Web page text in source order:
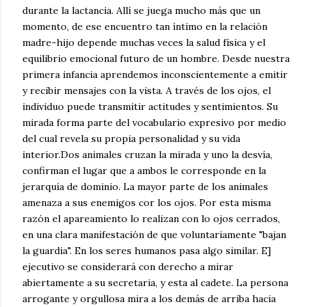
durante la lactancia. Allí se juega mucho más que un
momento, de ese encuentro tan íntimo en la relación
madre-hijo depende muchas veces la salud física y el
equilibrio emocional futuro de un hombre. Desde nuestra
primera infancia aprendemos inconscientemente a emitir
y recibir mensajes con la vista. A través de los ojos, el
individuo puede transmitir actitudes y sentimientos. Su
mirada forma parte del vocabulario expresivo por medio
del cual revela su propia personalidad y su vida
interior.Dos animales cruzan la mirada y uno la desvía,
confirman el lugar que a ambos le corresponde en la
jerarquía de dominio. La mayor parte de los animales
amenaza a sus enemigos cor los ojos. Por esta misma
razón el apareamiento lo realizan con lo ojos cerrados,
en una clara manifestación de que voluntariamente "bajan
la guardia". En los seres humanos pasa algo similar. E]
ejecutivo se considerará con derecho a mirar
abiertamente a su secretaria, y esta al cadete. La persona
arrogante y orgullosa mira a los demás de arriba hacia